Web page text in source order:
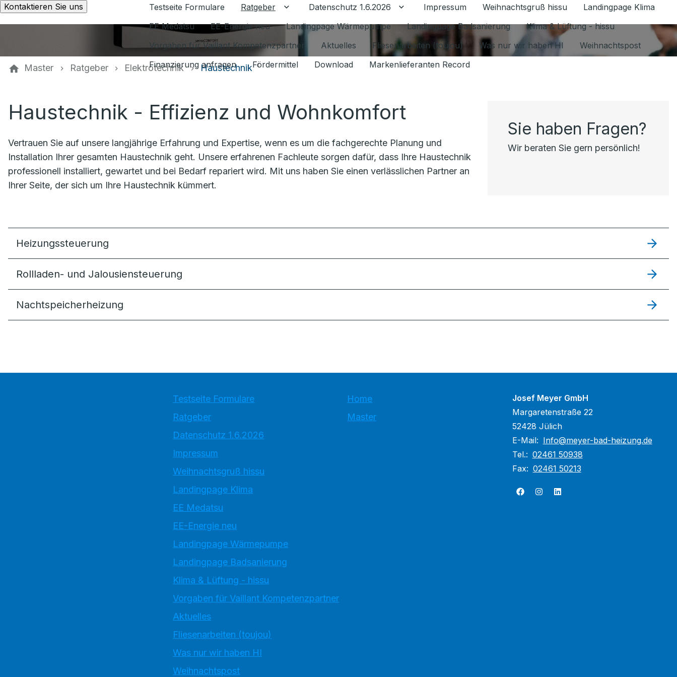
Kontaktieren Sie uns Testseite Formulare Ratgeber Untermenü für Ratgeber umschalten
Datenschutz 1.6.2026 Untermenü für Datenschutz 1.6.2026 umschalten
Impressum Weihnachtsgruß hissu
Landingpage Klima
EE Medatsu
EE-Energie neu Landingpage Wärmepumpe Landingpage Badsanierung
Klima & Lüftung - hissu
Vorgaben für Vaillant Kompetenzpartner
Aktuelles Fliesenarbeiten (toujou) Was nur wir haben HI
Weihnachtspost
Finanzierung anfragen
Fördermittel Download Markenlieferanten Record
Master Ratgeber Elektrotechnik Haustechnik
Haustechnik - Effizienz und Wohnkomfort
Vertrauen Sie auf unsere langjährige Erfahrung und Expertise, wenn es um die fachgerechte Planung und
Installation Ihrer gesamten Haustechnik geht. Unsere erfahrenen Fachleute sorgen dafür, dass Ihre Haustechnik
professionell installiert, gewartet und bei Bedarf repariert wird. Mit uns haben Sie einen verlässlichen Partner an
Ihrer Seite, der sich um Ihre Haustechnik kümmert.
Sie haben Fragen?
Wir beraten Sie gern persönlich!
Heizungssteuer­ung
Rollladen- und Jalousiensteuerung
Nachtspeicherheizung
Testseite Formulare
Ratgeber
Datenschutz 1.6.2026
Impressum
Weihnachtsgruß hissu
Landingpage Klima
EE Medatsu
EE-Energie neu
Landingpage Wärmepumpe
Landingpage Badsanierung
Klima & Lüftung - hissu
Vorgaben für Vaillant Kompetenzpartner
Aktuelles
Fliesenarbeiten (toujou)
Was nur wir haben HI
Weihnachtspost
Home
Master
Josef Meyer GmbH
Margaretenstraße 22
52428 Jülich
E-Mail: Info@meyer-bad-heizung.de
Tel.: 02461 50938
Fax: 02461 50213